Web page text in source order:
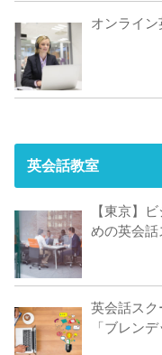
オンライ
英会話教室
【東京】
めの英会
英会話ス
「ブレン